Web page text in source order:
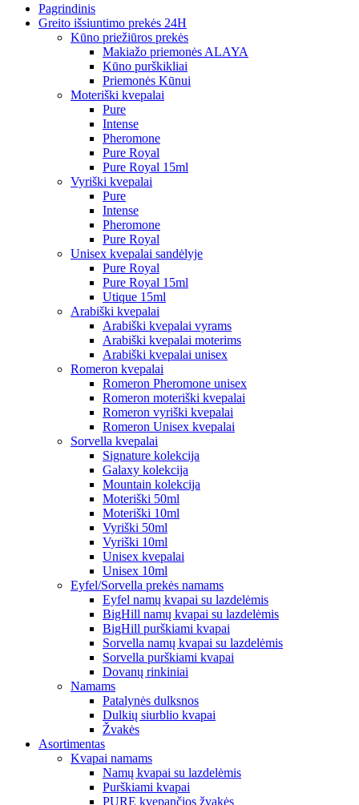
Pagrindinis
Greito išsiuntimo prekės 24H
Kūno priežiūros prekės
Makiažo priemonės ALAYA
Kūno purškikliai
Priemonės Kūnui
Moteriški kvepalai
Pure
Intense
Pheromone
Pure Royal
Pure Royal 15ml
Vyriški kvepalai
Pure
Intense
Pheromone
Pure Royal
Unisex kvepalai sandėlyje
Pure Royal
Pure Royal 15ml
Utique 15ml
Arabiški kvepalai
Arabiški kvepalai vyrams
Arabiški kvepalai moterims
Arabiški kvepalai unisex
Romeron kvepalai
Romeron Pheromone unisex
Romeron moteriški kvepalai
Romeron vyriški kvepalai
Romeron Unisex kvepalai
Sorvella kvepalai
Signature kolekcija
Galaxy kolekcija
Mountain kolekcija
Moteriški 50ml
Moteriški 10ml
Vyriški 50ml
Vyriški 10ml
Unisex kvepalai
Unisex 10ml
Eyfel/Sorvella prekės namams
Eyfel namų kvapai su lazdelėmis
BigHill namų kvapai su lazdelėmis
BigHill purškiami kvapai
Sorvella namų kvapai su lazdelėmis
Sorvella purškiami kvapai
Dovanų rinkiniai
Namams
Patalynės dulksnos
Dulkių siurblio kvapai
Žvakės
Asortimentas
Kvapai namams
Namų kvapai su lazdelėmis
Purškiami kvapai
PURE kvepančios žvakės